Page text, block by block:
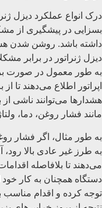
درک انواع عملکرد دیزل
بسزایی در پیشگیری از
داشته باشد. روشن شدن
دیزل ژنراتور در برابر
به طور معمول در صورت
اپراتور اطلاع می‌دهند
هشدارها می‌توانند ناشی
مانند فشار روغن، دما،
به طور مثال، اگر فشار
به طرز غیر عادی بالا رود،
می‌دهند تا بلافاصله
دستگاه همچنان به کار خود
توجه کرده و اقدام مناسب